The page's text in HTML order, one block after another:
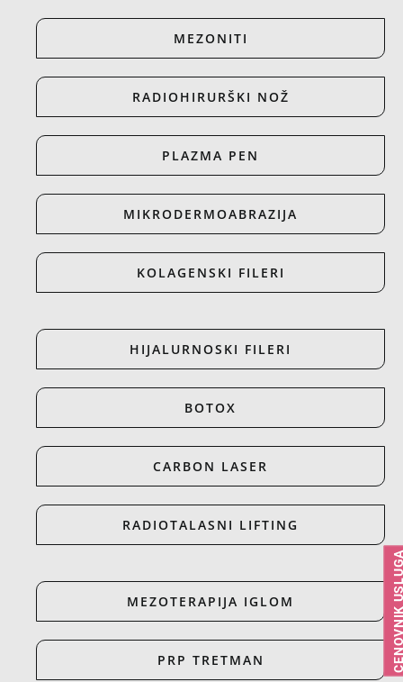
MEZONITI
RADIOHIRURŠKI NOŽ
PLAZMA PEN
MIKRODERMOABRAZIJA
KOLAGENSKI FILERI
HIJALURNOSKI FILERI
BOTOX
CARBON LASER
RADIOTALASNI LIFTING
MEZOTERAPIJA IGLOM
PRP TRETMAN